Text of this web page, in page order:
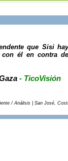
que Sisi
él en contra
- TicoVisión
/ Análisis | San José,